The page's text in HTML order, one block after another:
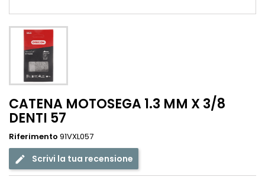
CATENA MOTOSEGA 1.3 MM X 3/8
DENTI 57
Riferimento 91VXL057
Scrivi la tua recensione